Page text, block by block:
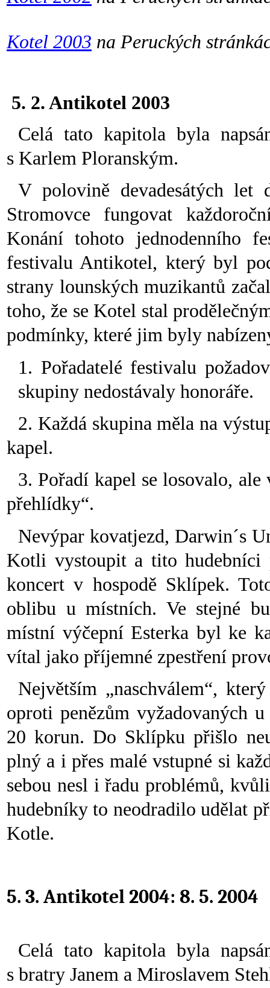
Kotel 2003 na Peruckých
5. 2. Antikotel 2003
Celá tato kapitola byla
s Karlem Ploranským.
V polovině devadesátých let
Stromovce fungovat
Konání tohoto jednodenního
festivalu Antikotel, který byl
strany lounských muzikantů
toho, že se Kotel stal
podmínky, které jim byly
1. Pořadatelé festivalu
skupiny nedostávaly honoráře.
2. Každá skupina měla na
kapel.
3. Pořadí kapel se losovalo,
přehlídky“.
Nevýpar kovatjezd, Darwin´s
Kotli vystoupit a tito hudebníci
koncert v hospodě Sklípek.
oblibu u místních. Ve stejné
místní výčepní Esterka byl ke
vítal jako příjemné zpestření
Největším „naschválem“,
oproti penězům vyžadovaných
20 korun. Do Sklípku přišlo
plný a i přes malé vstupné si
sebou nesl i řadu problémů,
hudebníky to neodradilo udělat
Kotle.
5. 3. Antikotel 2004: 8. 5. 2004
Celá tato kapitola byla
s bratry Janem a Miroslavem